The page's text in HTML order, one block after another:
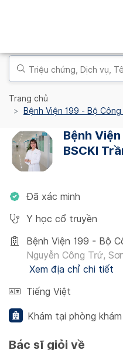
Trang chủ
Bệnh Viện 199 - Bộ
Bệnh Viện
BSCKI
Đã xác minh
Y học cổ truyền
Bệnh Viện 199 - Bộ
Nguyễn Công Trứ,
Xem địa chỉ chi tiết
Tiếng Việt
Khám tại phòng khám
Bác sĩ giỏi về